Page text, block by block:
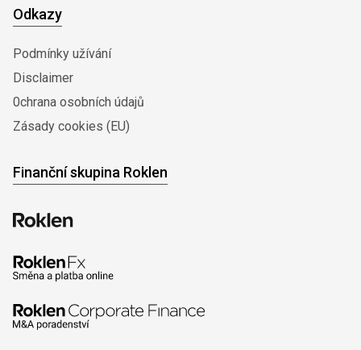
Odkazy
Podmínky užívání
Disclaimer
0chrana osobních údajů
Zásady cookies (EU)
Finanční skupina Roklen